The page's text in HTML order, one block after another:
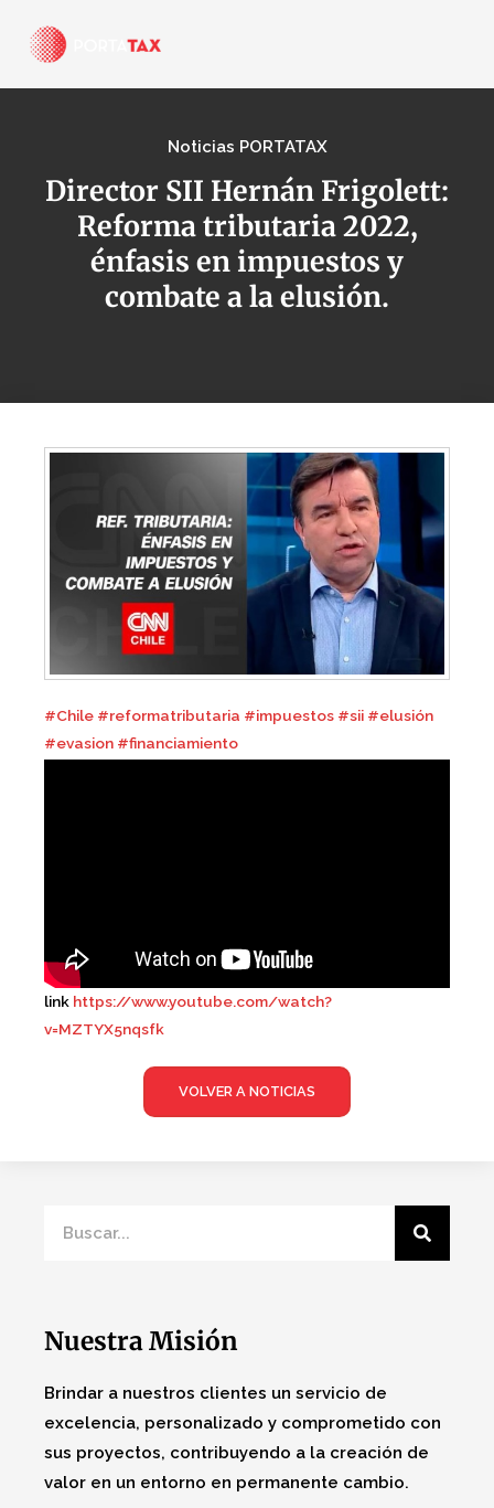
Noticias PORTATAX
Director SII Hernán Frigolett:
Reforma tributaria 2022,
énfasis en impuestos y
combate a la elusión.
#Chile #reformatributaria #impuestos #sii #elusión
#evasion #financiamiento
link https://www.youtube.com/watch?
v=MZTYX5nqsfk
VOLVER A NOTICIAS
Nuestra Misión
Brindar a nuestros clientes un servicio de
excelencia, personalizado y comprometido con
sus proyectos, contribuyendo a la creación de
valor en un entorno en permanente cambio.